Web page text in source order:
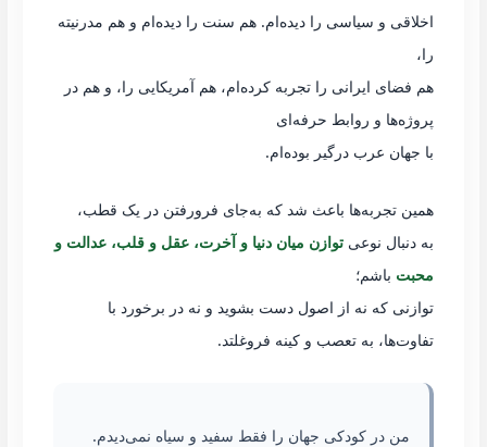
اخلاقی و سیاسی را دیده‌ام. هم سنت را دیده‌ام و هم مدرنیته
را،
هم فضای ایرانی را تجربه کرده‌ام، هم آمریکایی را، و هم در
پروژه‌ها و روابط حرفه‌ای
با جهان عرب درگیر بوده‌ام.
همین تجربه‌ها باعث شد که به‌جای فرورفتن در یک قطب،
به دنبال نوعیتوازن میان دنیا و آخرت، عقل و قلب، عدالت و
محبت باشم؛
توازنی که نه از اصول دست بشوید و نه در برخورد با
تفاوت‌ها، به تعصب و کینه فروغلتد.
من در کودکی جهان را فقط سفید و سیاه نمی‌دیدم.